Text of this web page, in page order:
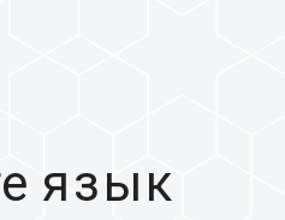
путаница. В то время у
и столкнулся с
думал, что срок службы
образом, в результате
язык